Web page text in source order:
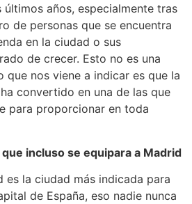
últimos años, especialmente tras
de personas que se encuentra
en la ciudad o sus
de crecer. Esto no es una
que nos viene a indicar es que la
convertido en una de las que
para proporcionar en toda
incluso se equipara a Madrid
es la ciudad más indicada para
de España, eso nadie nunca